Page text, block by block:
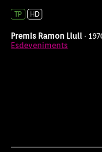
Premis Ramon Llull ·
Esdeveniments